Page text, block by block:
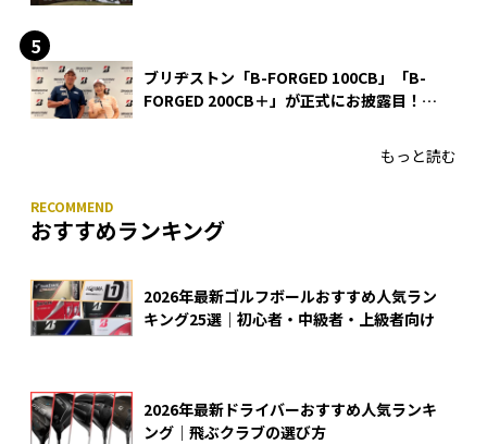
ブリヂストン「B-FORGED 100CB」「B-
FORGED 200CB＋」が正式にお披露目！
もっと読む
おすすめランキング
2026年最新ゴルフボールおすすめ人気ラン
キング25選｜初心者・中級者・上級者向け
2026年最新ドライバーおすすめ人気ランキ
ング｜飛ぶクラブの選び方